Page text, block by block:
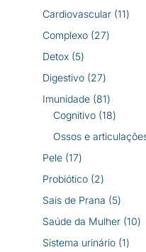
produtos
Cardiovascular 1111
Complexo 2727
Detox 55
produtos
Digestivo 2727
produtos
Imunidade 8181
produtos
Cognitivo 1818
produtos
Ossos e
Pele 1717
produtos
Probiótico 22
produtos
Sais de Prana 55
Saúde da Mulher 1010
Sistema urinário 11